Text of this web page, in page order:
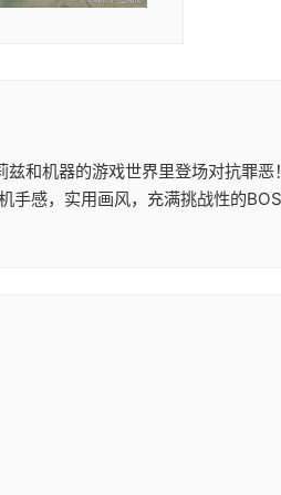
和机器的游戏世界里登场对抗罪
感，实用画风，充满挑战性的